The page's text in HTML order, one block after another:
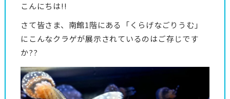
こんにちは!!
さて皆さま、南館1階にある「くらげなごりうむ」
にこんなクラゲが展示されているのはご存じです
か??